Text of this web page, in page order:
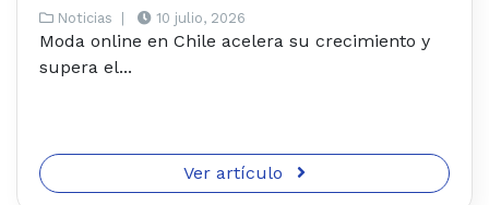
Noticias 10 julio, 2026
Moda online en Chile acelera su crecimiento y
supera el...
Ver artículo